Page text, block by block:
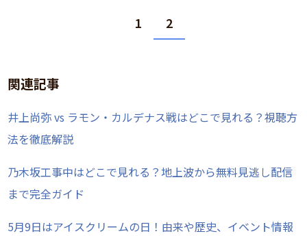
1 2
関連記事
井上尚弥 vs ラモン・カルデナス戦はどこで見れる？視聴方
法を徹底解説
乃木坂工事中はどこで見れる？地上波から無料見逃し配信
まで完全ガイド
5月9日はアイスクリームの日！由来や歴史、イベント情報